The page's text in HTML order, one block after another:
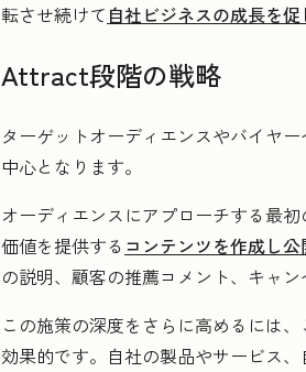
転させ続けて 自社ビジネスの成長を促
Attract段階の戦略
ターゲットオーディエンスやバイヤー
中心となります。
オーディエンスにアプローチする最
価値を提供する コンテンツを作成し公
の説明、顧客の推薦コメント、キャ
この施策の深度をさらに高めるには
効果的です。自社の製品やサービス